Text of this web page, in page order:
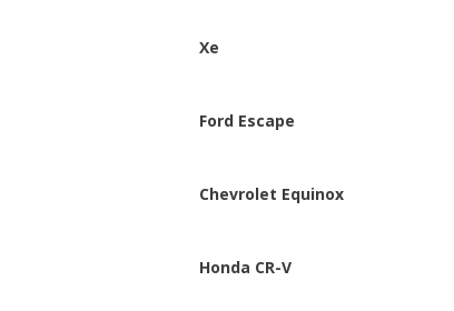
Xe
Ford Escape
Chevrolet Equinox
Honda CR-V